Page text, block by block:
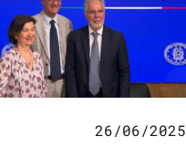
26/06/2025